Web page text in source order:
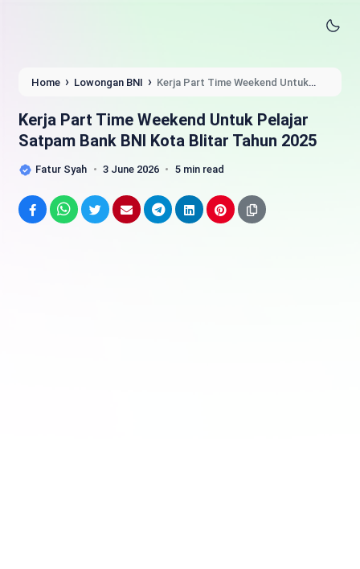
Home › Lowongan BNI › Kerja Part Time Weekend Untuk
Kerja Part Time Weekend Untuk Pelajar
Satpam Bank BNI Kota Blitar Tahun 2025
Fatur Syah 3 June 2026 5 min read